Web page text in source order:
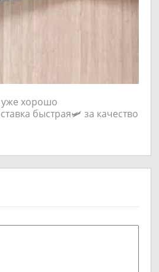
уже хорошо
быстрая🛩 за качество